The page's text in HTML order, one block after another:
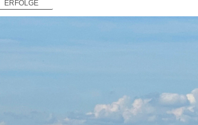
ERFOLGE